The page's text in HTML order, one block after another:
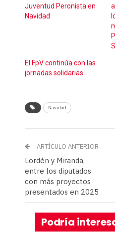
Juventud Peronista en
Navidad
El FpV continúa con las
jornadas solidarias
Navidad
ARTÍCULO ANTERIOR
Lordén y Miranda,
entre los diputados
con más proyectos
presentados en 2025
Podría